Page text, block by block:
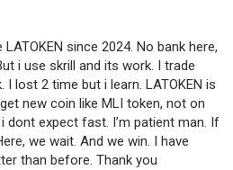
since 2024. No bank here,
i use skrill and its work. I trade
I lost 2 time but i learn. LATOKEN is
new coin like MLI token, not on
dont expect fast. I’m patient man. If
we wait. And we win. I have
than before. Thank you